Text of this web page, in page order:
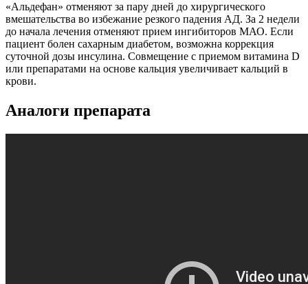
«Альдефан» отменяют за пару дней до хирургического
вмешательства во избежание резкого падения АД. За 2 недели
до начала лечения отменяют прием ингибиторов МАО. Если
пациент болен сахарным диабетом, возможна коррекция
суточной дозы инсулина. Совмещение с приемом витамина D
или препаратами на основе кальция увеличивает кальций в
крови.
Аналоги препарата